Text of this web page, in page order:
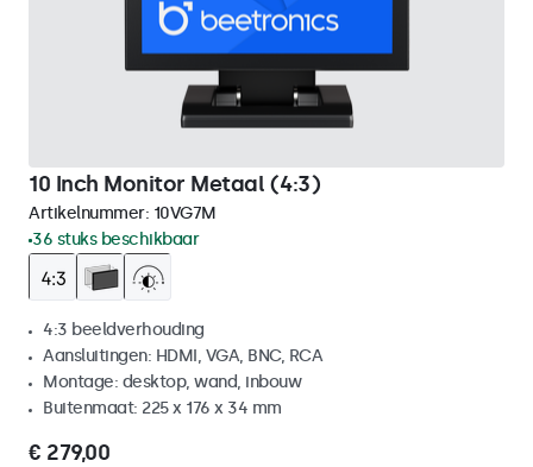
10 Inch Monitor Metaal (4:3)
Artikelnummer: 10VG7M
36 stuks beschikbaar
4:3 beeldverhouding
Aansluitingen: HDMI, VGA, BNC, RCA
Montage: desktop, wand, inbouw
Buitenmaat: 225 x 176 x 34 mm
€ 279,00